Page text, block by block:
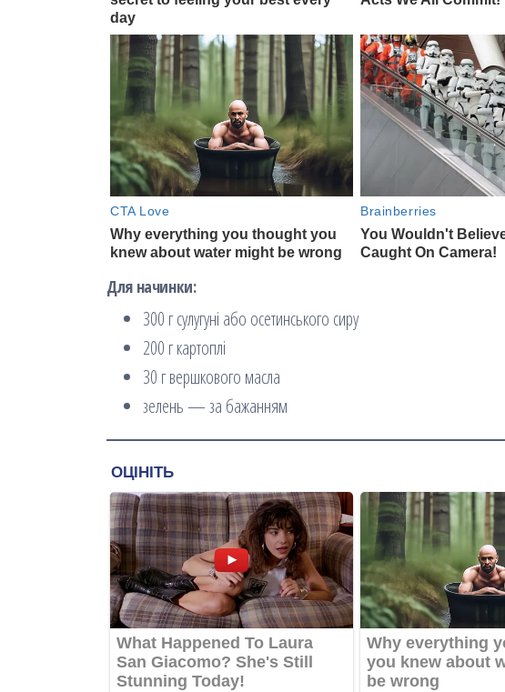
Для начинки:
300 г сулугуні або осетинського сиру
200 г картоплі
30 г вершкового масла
зелень — за бажанням